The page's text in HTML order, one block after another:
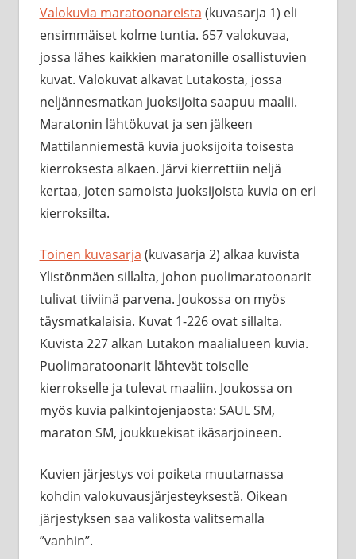
Valokuvia maratoonareista (kuvasarja 1) eli
ensimmäiset kolme tuntia. 657 valokuvaa,
jossa lähes kaikkien maratonille osallistuvien
kuvat. Valokuvat alkavat Lutakosta, jossa
neljännesmatkan juoksijoita saapuu maalii.
Maratonin lähtökuvat ja sen jälkeen
Mattilanniemestä kuvia juoksijoita toisesta
kierroksesta alkaen. Järvi kierrettiin neljä
kertaa, joten samoista juoksijoista kuvia on eri
kierroksilta.
Toinen kuvasarja (kuvasarja 2) alkaa kuvista
Ylistönmäen sillalta, johon puolimaratoonarit
tulivat tiiviinä parvena. Joukossa on myös
täysmatkalaisia. Kuvat 1-226 ovat sillalta.
Kuvista 227 alkan Lutakon maalialueen kuvia.
Puolimaratoonarit lähtevät toiselle
kierrokselle ja tulevat maaliin. Joukossa on
myös kuvia palkintojenjaosta: SAUL SM,
maraton SM, joukkuekisat ikäsarjoineen.
Kuvien järjestys voi poiketa muutamassa
kohdin valokuvausjärjesteyksestä. Oikean
järjestyksen saa valikosta valitsemalla
”vanhin”.